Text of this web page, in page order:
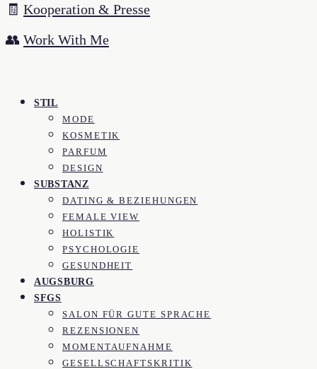
🧾 Kooperation & Presse
👥 Work With Me
STIL
MODE
KOSMETIK
PARFUM
DESIGN
SUBSTANZ
DATING & BEZIEHUNGEN
FEMALE VIEW
HOLISTIK
PSYCHOLOGIE
GESUNDHEIT
AUGSBURG
SFGS
SALON FÜR GUTE SPRACHE
REZENSIONEN
MOMENTAUFNAHME
GESELLSCHAFTSKRITIK